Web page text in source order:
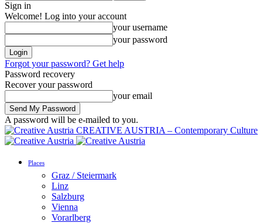
Sign in
Welcome! Log into your account
your username
your password
Forgot your password? Get help
Password recovery
Recover your password
your email
A password will be e-mailed to you.
CREATIVE AUSTRIA – Contemporary Culture
Places
Graz / Steiermark
Linz
Salzburg
Vienna
Vorarlberg